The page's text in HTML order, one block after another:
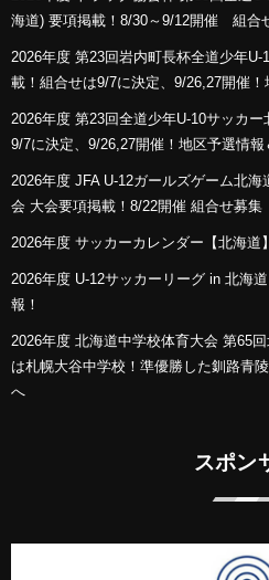
海道) 要項掲載！8/30～9/12開催 組合
2026年度 第23回岩内町長杯全道少年
載！組合せは9/7に決定、9/26,27開催
2026年度 第23回全道少年U-10サッカ
9/7に決定、9/26,27開催！地区予選情
2026年度 JFA U-12ガールズゲーム北
会 大会要項掲載！8/22開催 組合せ募集
2026年度 サッカーカレンダー【北海道
2026年度 U-12サッカーリーグ in 北海
報！
2026年度 北海道中学校体育大会 第65
は札幌大谷中学校！準優勝した釧路青
へ
スポン